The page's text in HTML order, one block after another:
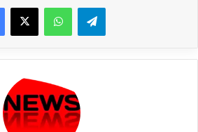
WhatsAppTelegram